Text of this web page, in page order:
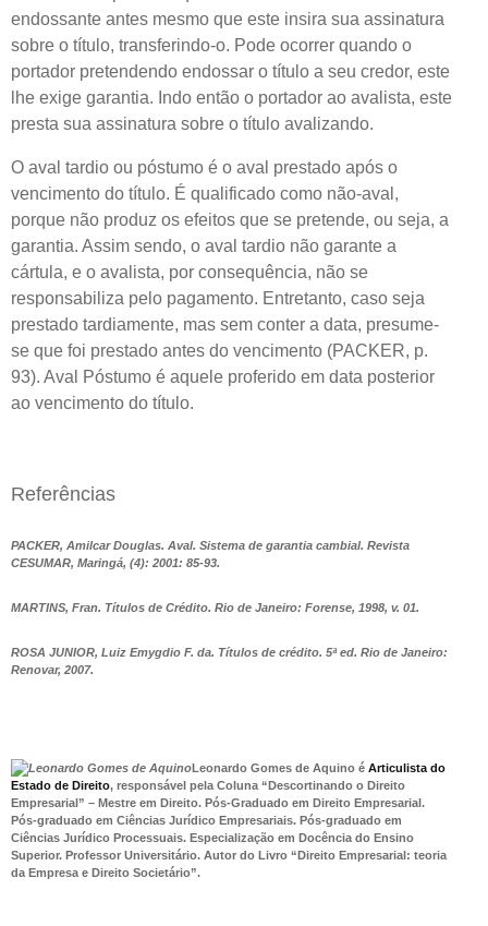
endossante antes mesmo que este insira sua assinatura
sobre o título, transferindo-o. Pode ocorrer quando o
portador pretendendo endossar o título a seu credor, este
lhe exige garantia. Indo então o portador ao avalista, este
presta sua assinatura sobre o título avalizando.
O aval tardio ou póstumo é o aval prestado após o
vencimento do título. É qualificado como não-aval,
porque não produz os efeitos que se pretende, ou seja, a
garantia. Assim sendo, o aval tardio não garante a
cártula, e o avalista, por consequência, não se
responsabiliza pelo pagamento. Entretanto, caso seja
prestado tardiamente, mas sem conter a data, presume-
se que foi prestado antes do vencimento (PACKER, p.
93). Aval Póstumo é aquele proferido em data posterior
ao vencimento do título.
Referências
PACKER, Amilcar Douglas. Aval. Sistema de garantia cambial. Revista
CESUMAR, Maringá, (4): 2001: 85-93.
MARTINS, Fran. Títulos de Crédito. Rio de Janeiro: Forense, 1998, v. 01.
ROSA JUNIOR, Luiz Emygdio F. da. Títulos de crédito. 5ª ed. Rio de Janeiro:
Renovar, 2007.
Leonardo Gomes de Aquino é Articulista do
Estado de Direito, responsável pela Coluna “Descortinando o Direito
Empresarial” – Mestre em Direito. Pós-Graduado em Direito Empresarial.
Pós-graduado em Ciências Jurídico Empresariais. Pós-graduado em
Ciências Jurídico Processuais. Especialização em Docência do Ensino
Superior. Professor Universitário. Autor do Livro “Direito Empresarial: teoria
da Empresa e Direito Societário”.